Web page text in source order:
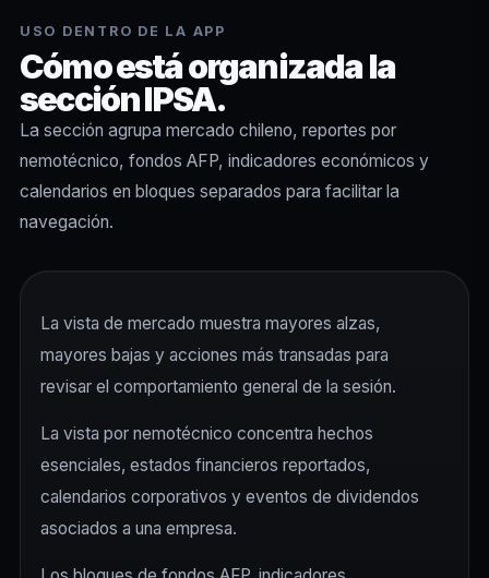
USO DENTRO DE LA APP
Cómo está organizada la
sección IPSA.
La sección agrupa mercado chileno, reportes por
nemotécnico, fondos AFP, indicadores económicos y
calendarios en bloques separados para facilitar la
navegación.
La vista de mercado muestra mayores alzas,
mayores bajas y acciones más transadas para
revisar el comportamiento general de la sesión.
La vista por nemotécnico concentra hechos
esenciales, estados financieros reportados,
calendarios corporativos y eventos de dividendos
asociados a una empresa.